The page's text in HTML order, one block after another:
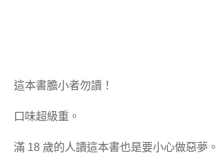
這本書膽小者勿讀！
口味超級重。
滿 18 歲的人讀這本書也是要小心做惡夢。